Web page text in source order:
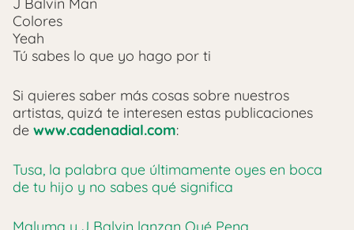
Colores
Yeah
Tú sabes lo que yo hago por ti
Si quieres saber más cosas sobre nuestros
artistas, quizá te interesen estas publicaciones
de www.cadenadial.com:
Tusa, la palabra que últimamente oyes en boca
de tu hijo y no sabes qué significa
Maluma y J Balvin lanzan Qué Pena